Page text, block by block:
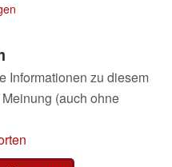
Informationen zu diesem
(auch ohne